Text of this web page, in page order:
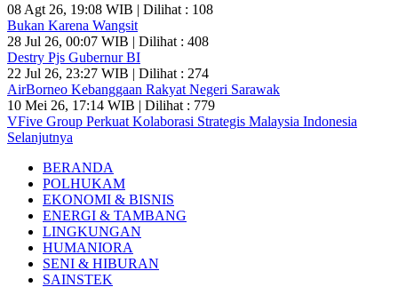
08 Agt 26, 19:08 WIB | Dilihat : 108
Bukan Karena Wangsit
28 Jul 26, 00:07 WIB | Dilihat : 408
Destry Pjs Gubernur BI
22 Jul 26, 23:27 WIB | Dilihat : 274
AirBorneo Kebanggaan Rakyat Negeri Sarawak
10 Mei 26, 17:14 WIB | Dilihat : 779
VFive Group Perkuat Kolaborasi Strategis Malaysia Indonesia
Selanjutnya
BERANDA
POLHUKAM
EKONOMI & BISNIS
ENERGI & TAMBANG
LINGKUNGAN
HUMANIORA
SENI & HIBURAN
SAINSTEK